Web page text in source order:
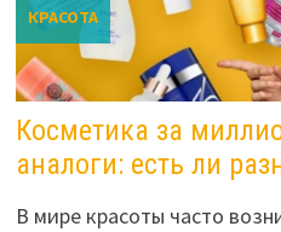
КРАСОТА
Косметика за
аналоги: есть ли
В мире красоты часто